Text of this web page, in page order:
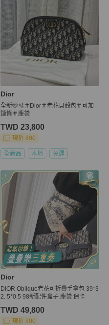
Dior
全新🩵🫧＃Dior＃老花貝殼包＃可加
鏈條＃塵袋
TWD 23,800
現折 800
全新品 本地 免運
Dior
DIOR Oblique老花可折疊手拿包 39*3
2. 5*0.5 98新配件盒子 塵袋 保卡
TWD 49,800
現折 800